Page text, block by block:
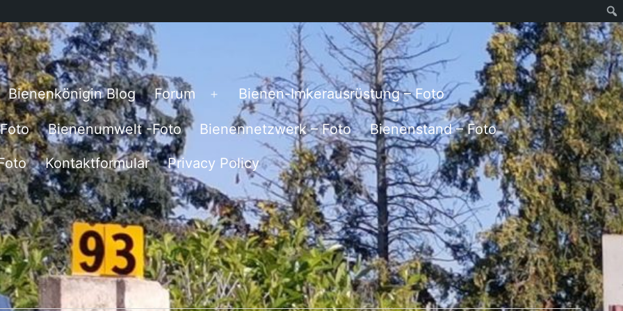
Bienenkönigin Blog Forum
Menü
öffnen
Bienen-Imkerausrüstung – Foto
Bienenumwelt -Foto Bienennetzwerk – Foto Bienenstand – Foto
Kontaktformular Privacy Policy